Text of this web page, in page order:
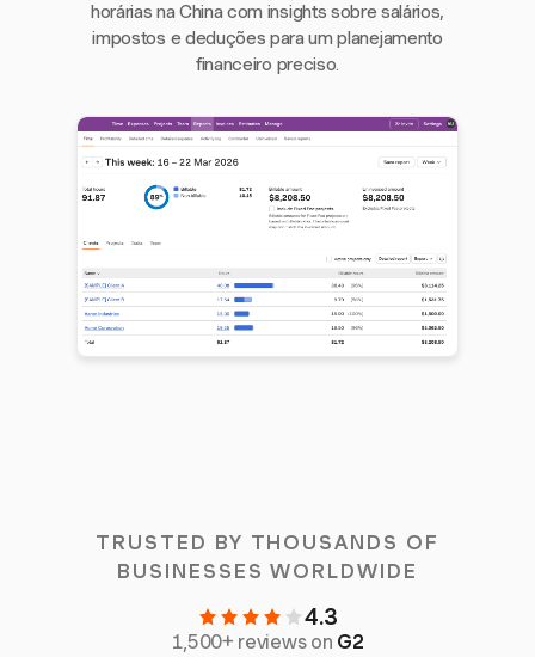
horárias na China com insights sobre salários,
impostos e deduções para um planejamento
financeiro preciso.
TRUSTED BY THOUSANDS OF
BUSINESSES WORLDWIDE
4.3
1,500+ reviews on G2